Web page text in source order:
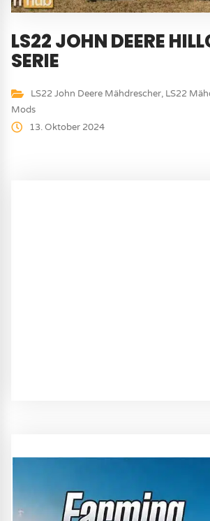
LS22 JOHN DEERE
SERIE
LS22 John Deere Mähdrescher, LS22
Mods
13. Oktober 2024